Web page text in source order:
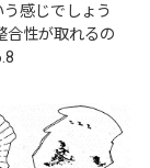
感じでしょう
合性が取れるの